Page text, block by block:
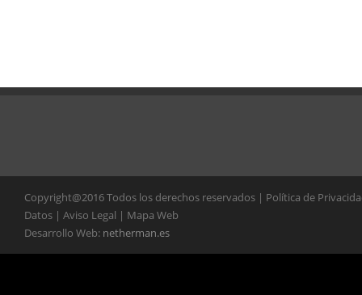
Copyright@2016 Todos los derechos reservados | Política de
Datos | Aviso Legal | Mapa Web
Desarrollo Web: netherman.es